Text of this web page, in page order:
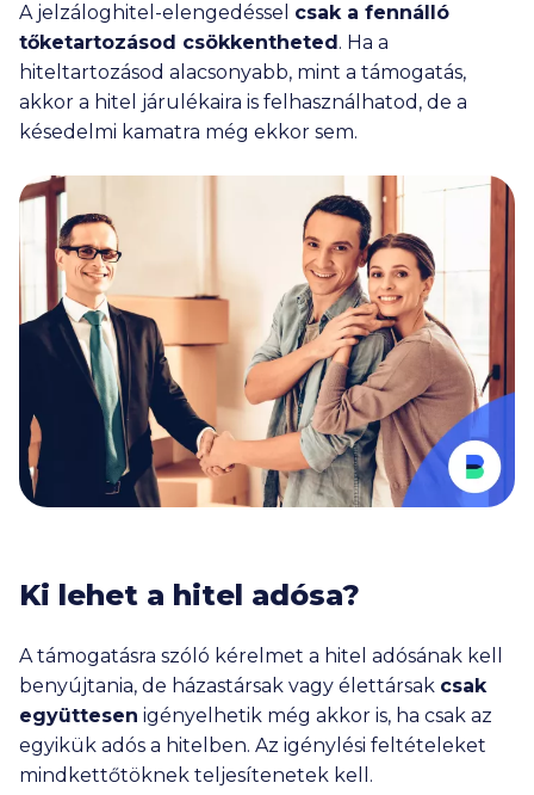
A jelzáloghitel-elengedéssel csak a fennálló
tőketartozásod csökkentheted. Ha a
hiteltartozásod alacsonyabb, mint a támogatás,
akkor a hitel járulékaira is felhasználhatod, de a
késedelmi kamatra még ekkor sem.
Ki lehet a hitel adósa?
A támogatásra szóló kérelmet a hitel adósának kell
benyújtania, de házastársak vagy élettársak csak
együttesen igényelhetik még akkor is, ha csak az
egyikük adós a hitelben. Az igénylési feltételeket
mindkettőtöknek teljesítenetek kell.